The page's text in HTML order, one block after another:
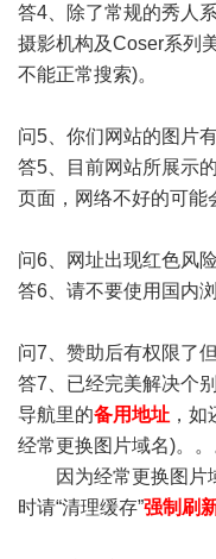
答4、除了常规的秀人
摄影机构及Coser系列
不能正常搜索)。
问5、你们网站的图片
答5、目前网站所展示
页面，网络不好的可能
问6、网址出现红色风
答6、请不要使用国内
问7、赞助后有权限了
答7、已经完美解决个
导航里的备用地址 ，
经常更换图片域名)。。
因为经常更换图片
时请“清理缓存”强制刷